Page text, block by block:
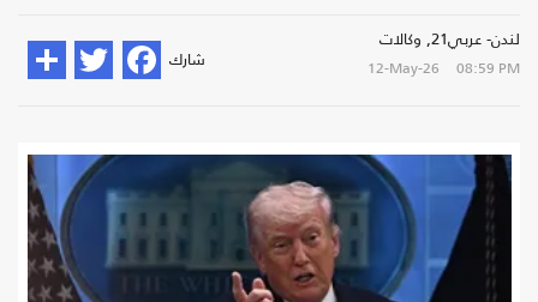
لندن- عربي21, وكالات
12-May-26 08:59 PM شارك